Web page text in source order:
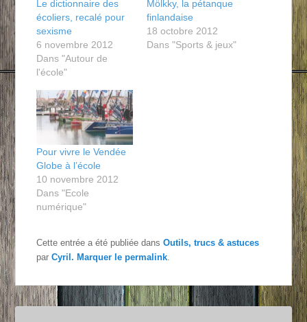
Le dictionnaire des
écoliers, recalé pour
sexisme
6 novembre 2012
Dans "Autour de
l'école"
Mölkky, la pétanque
finlandaise
18 octobre 2012
Dans "Sports & jeux"
Pour vivre le Vendée
Globe à l’école
10 novembre 2012
Dans "Ecole
numérique"
Cette entrée a été publiée dansOutils, trucs & astuces
parCyril. Marquer lepermalink.